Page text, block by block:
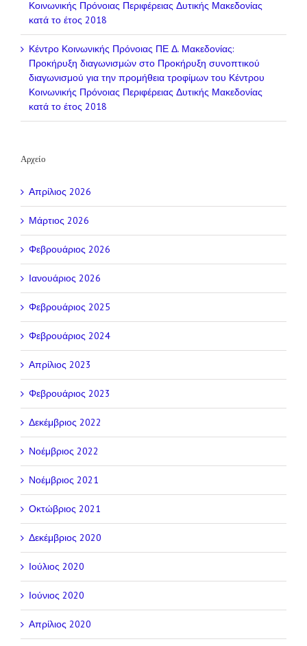
Κοινωνικής Πρόνοιας Περιφέρειας Δυτικής Μακεδονίας
κατά το έτος 2018
Κέντρο Κοινωνικής Πρόνοιας ΠΕ Δ. Μακεδονίας:
Προκήρυξη διαγωνισμών στο Προκήρυξη συνοπτικού
διαγωνισμού για την προμήθεια τροφίμων του Κέντρου
Κοινωνικής Πρόνοιας Περιφέρειας Δυτικής Μακεδονίας
κατά το έτος 2018
Αρχείο
Απρίλιος 2026
Μάρτιος 2026
Φεβρουάριος 2026
Ιανουάριος 2026
Φεβρουάριος 2025
Φεβρουάριος 2024
Απρίλιος 2023
Φεβρουάριος 2023
Δεκέμβριος 2022
Νοέμβριος 2022
Νοέμβριος 2021
Οκτώβριος 2021
Δεκέμβριος 2020
Ιούλιος 2020
Ιούνιος 2020
Απρίλιος 2020